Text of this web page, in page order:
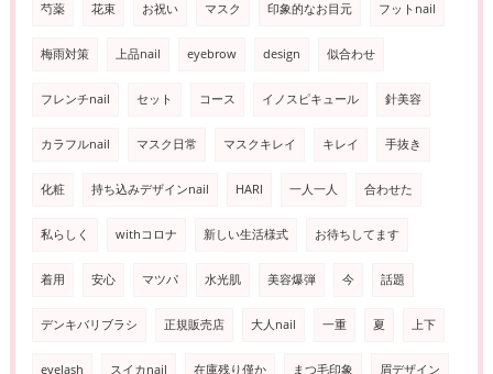
芍薬 花束 お祝い マスク 印象的なお目元 フットnail
梅雨対策 上品nail eyebrow design 似合わせ
フレンチnail セット コース イノスピキュール 針美容
カラフルnail マスク日常 マスクキレイ キレイ 手抜き
化粧 持ち込みデザインnail HARI 一人一人 合わせた
私らしく withコロナ 新しい生活様式 お待ちしてます
着用 安心 マツパ 水光肌 美容爆弾 今 話題
デンキバリブラシ 正規販売店 大人nail 一重 夏 上下
eyelash スイカnail 在庫残り僅か まつ毛印象 眉デザイン